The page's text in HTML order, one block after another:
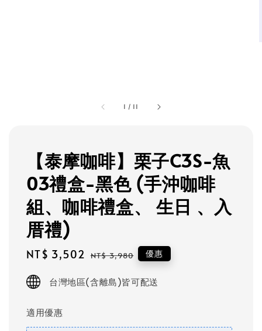
1 / 11
【泰摩咖啡】栗子C3S-魚
03禮盒-黑色 (手沖咖啡
組、咖啡禮盒、 生日 、入
厝禮)
Sale
NT$ 3,502 Regular
NT$ 3,980 優惠
台灣地區(含離島)皆可配送
適用優惠